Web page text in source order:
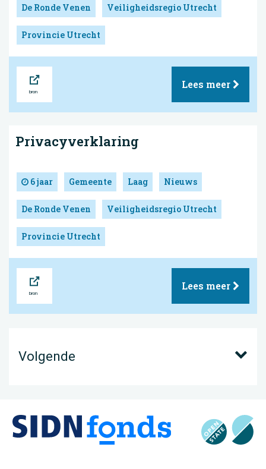
De Ronde Venen Veiligheidsregio Utrecht
Provincie Utrecht
Lees meer
Privacyverklaring
6 jaar Gemeente Laag Nieuws
De Ronde Venen Veiligheidsregio Utrecht
Provincie Utrecht
Lees meer
Volgende